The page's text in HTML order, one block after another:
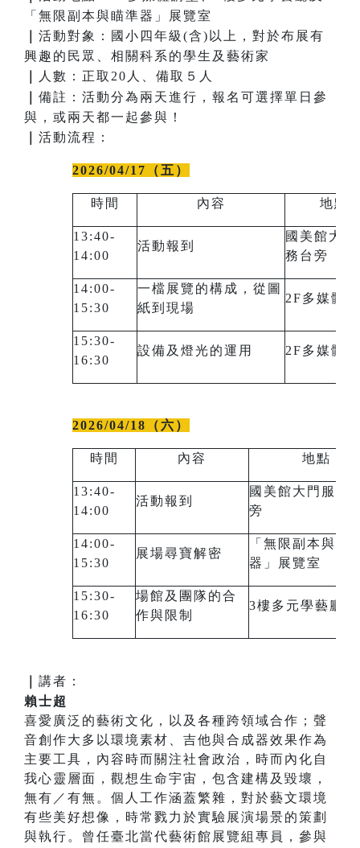
「無限副本與瞄準器」展覽室
活動對象：國小四年級(含)以上，對於布展有
興趣的民眾、相關科系的學生及藝術家
人數：正取20人、備取５人
備註：活動分為兩天進行，報名可選擇單日參
與，或兩天都一起參與！
活動流程：
2026/04/17（五）
時間 內容 地點
13:40-
14:00
活動報到
國美館大
務台旁
14:00-
15:30
一檔展覽的構成，從圖
紙到現場
2F多媒體
15:30-
16:30
設備及燈光的運用 2F多媒體
2026/04/18（六）
時間 內容 地點
13:40-
14:00
活動報到
國美館大門服務
旁
14:00-
15:30
展場尋寶解密
「無限副本與瞄
器」展覽室
15:30-
16:30
場館及團隊的合
作與限制
3樓多元學藝廳
講者：
賴士超
喜愛廣泛的藝術文化，以及各種跨領域合作；聲
音創作大多以環境素材、吉他與合成器效果作為
主要工具，內容時而關注社會政治，時而內化自
我心靈層面，觀想生命宇宙，包含建構及毀壞，
無有／有無。個人工作涵蓋繁雜，對於藝文環境
有些美好想像，時常戮力於實驗展演場景的策劃
與執行。曾任臺北當代藝術館展覽組專員，參與